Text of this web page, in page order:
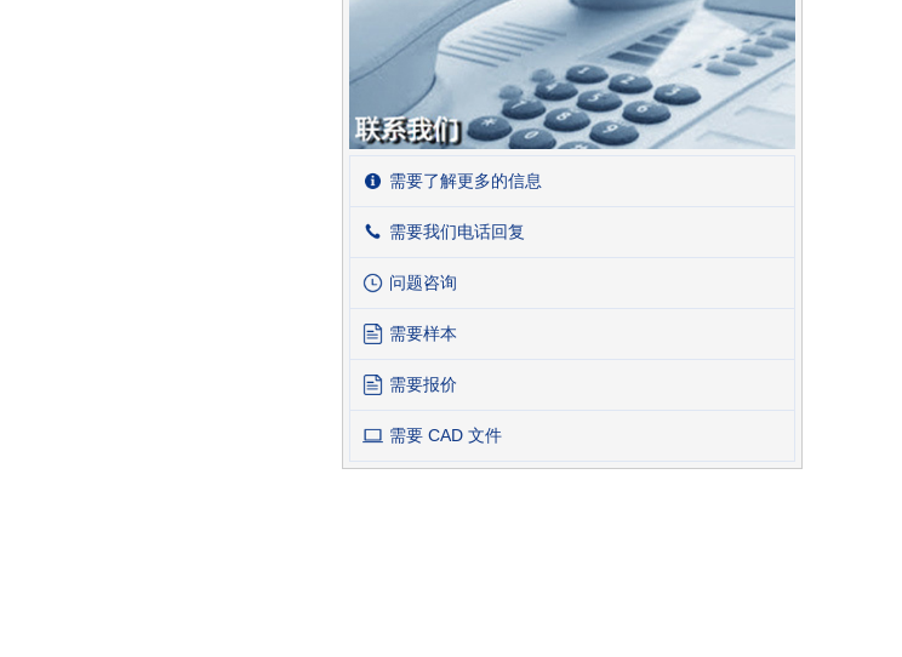
需要了解更多的信息
需要我们电话回复
问题咨询
需要样本
需要报价
需要 CAD 文件